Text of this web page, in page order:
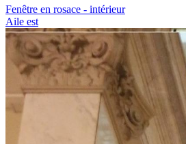
Fenêtre en rosace - intérieur
Aile est